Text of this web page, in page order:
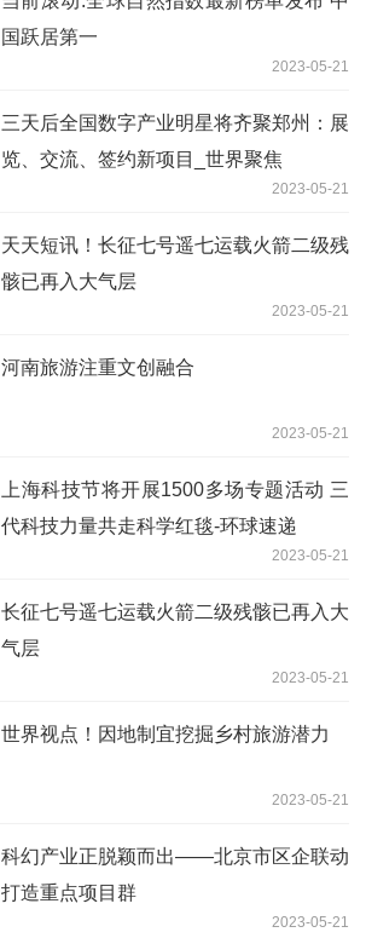
国跃居第一
2023-05-21
三天后全国数字产业明星将齐聚郑州：展
览、交流、签约新项目_世界聚焦
2023-05-21
天天短讯！长征七号遥七运载火箭二级残
骸已再入大气层
2023-05-21
河南旅游注重文创融合
2023-05-21
上海科技节将开展1500多场专题活动 三
代科技力量共走科学红毯-环球速递
2023-05-21
长征七号遥七运载火箭二级残骸已再入大
气层
2023-05-21
世界视点！因地制宜挖掘乡村旅游潜力
2023-05-21
科幻产业正脱颖而出——北京市区企联动
打造重点项目群
2023-05-21